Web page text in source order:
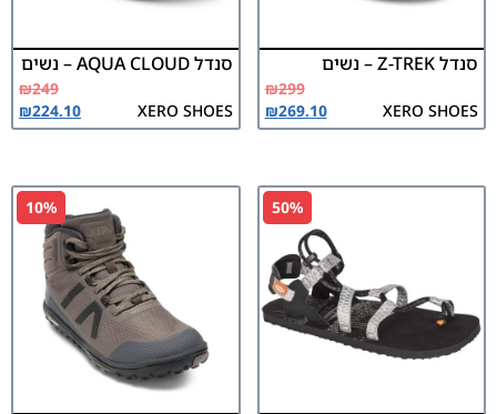
סנדל Z-TREK – נשים
XERO SHOES
₪299
₪269.10
סנדל AQUA CLOUD – נשים
XERO SHOES
₪249
₪224.10
50%
10%